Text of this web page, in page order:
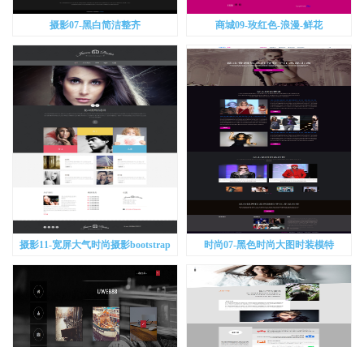
摄影07-黑白简洁整齐 商城09-玫红色-浪漫-鲜花
摄影11-宽屏大气时尚摄影bootstrap
时尚07-黑色时尚大图时装模特
bootstrap